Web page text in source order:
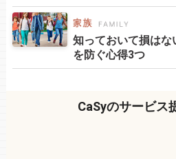
知っておいて損は
を防ぐ心得3つ
CaSyのサービス